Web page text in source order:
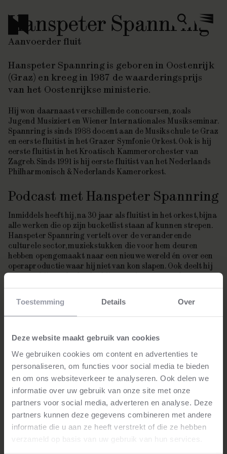
Toestemming Details Over
Deze website maakt gebruik van cookies
We gebruiken cookies om content en advertenties te
personaliseren, om functies voor social media te bieden
en om ons websiteverkeer te analyseren. Ook delen we
informatie over uw gebruik van onze site met onze
partners voor social media, adverteren en analyse. Deze
partners kunnen deze gegevens combineren met andere
informatie die u aan ze heeft verstrekt of die ze hebben
verzameld op basis van uw gebruik van hun services.
ZoekenMenu
Hanspeter Spannring
Aanvoerder fluit
Hanspeter Spannring is geboren in Oostenrijk
(Graz) en kreeg in 1987 de waarderingsprijs
van het Oostenrijkse ministerie.
Hij won daarnaast verschillende concoursen, zoals
Jugend Musiziert en Wiener Internationales Musikseminar.
Spannring is sinds 1988 docent aan de Musikschule te Graz
en eerste fluitist in het Grazer Symfonie Orkest. Ook is hij
eerste fluitist in het Kroatisch Kammerorchester van
Zagreb. Sinds 1991 is hij eerste fluitist van het Nederlands
Philharmonisch & Nederlands Kamerorkest.
Podcast met Hanspeter Spannring
Inmiddels heeft hij, na 30 jaar als fluitist in het orkest, bijna
alle werken die op zijn bucketlist staan af kunnen strepen.
Hanspeter Spannring vertelt over de veranderende
culturele sector, muziekstukken die voor hem deuren
hebben opengemaakt naar een nieuwe wereld én over een
operaproductie waar hij niet van kon slapen. Ook deelt hij
waarom hij - ondanks dat hij naar eigen zeggen het
mooiste beroep heeft dat er bestaat – blij is dat zijn zoons
Stay tuned!